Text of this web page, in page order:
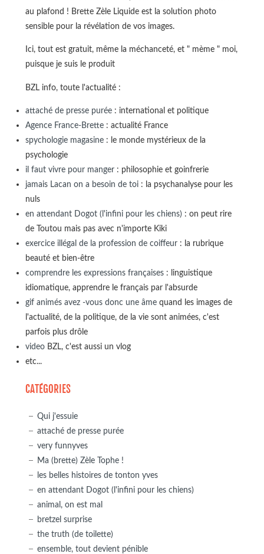
au plafond ! Brette Zèle Liquide est la solution photo
sensible pour la révélation de vos images.
Ici, tout est gratuit, même la méchanceté, et " mème " moi,
puisque je suis le produit
BZL info, toute l'actualité :
attaché de presse purée: international et politique
Agence France-Brette: actualité France
spychologie magasine: le monde mystérieux de la
psychologie
il faut vivre pour manger: philosophie et goinfrerie
jamais Lacan on a besoin de toi: la psychanalyse pour les
nuls
en attendant Dogot (l'infini pour les chiens): on peut rire
de Toutou mais pas avec n'importe Kiki
exercice illégal de la profession de coiffeur: la rubrique
beauté et bien-être
comprendre les expressions françaises: linguistique
idiomatique, apprendre le français par l'absurde
gif animés avez -vous donc une âmequand les images de
l'actualité, de la politique, de la vie sont animées, c'est
parfois plus drôle
videoBZL, c'est aussi un vlog
etc...
CATÉGORIES
Qui j'essuie
attaché de presse purée
very funnyves
Ma (brette) Zèle Tophe !
les belles histoires de tonton yves
en attendant Dogot (l'infini pour les chiens)
animal, on est mal
bretzel surprise
the truth (de toilette)
ensemble, tout devient pénible